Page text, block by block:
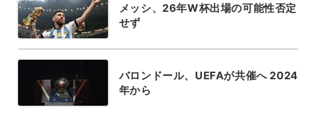
メッシ、26年W杯出場の可能性否定
せず
バロンドール、UEFAが共催へ 2024
年から